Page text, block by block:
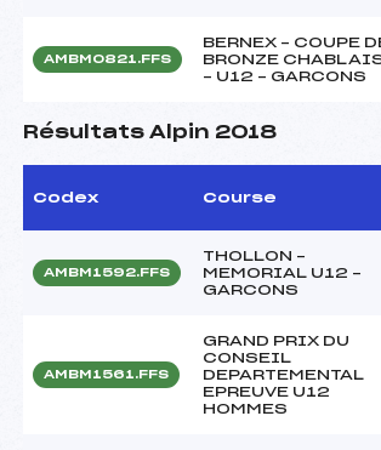
AMBM0821.FFS
BERNEX – COUPE
BRONZE
– U12 – GARCONS
Résultats Alpin 2018
Codex Course
AMBM1592.FFS
THOLLON –
MEMORIAL U12 –
GARCONS
AMBM1561.FFS
GRAND PRIX DU
CONSEIL
DEPARTEMENTAL
EPREUVE U12
HOMMES